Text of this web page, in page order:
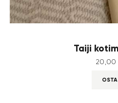
Taiji
20 00
OSTA